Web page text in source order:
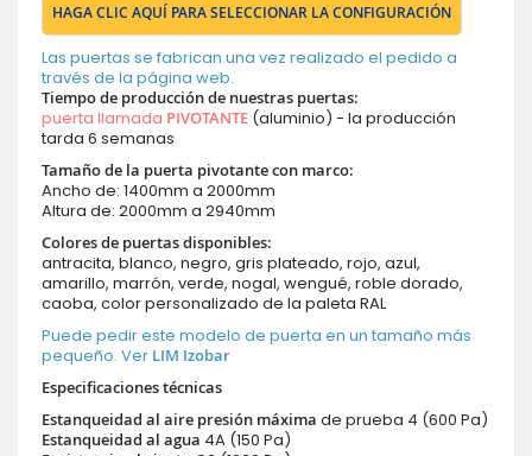
HAGA CLIC AQUÍ PARA SELECCIONAR LA CONFIGURACIÓN
Las puertas se fabrican una vez realizado el pedido a
través de la página web.
Tiempo de producción de nuestras puertas:
puerta llamada PIVOTANTE (aluminio) - la producción
tarda 6 semanas
Tamaño de la puerta pivotante con marco:
Ancho de: 1400mm a 2000mm
Altura de: 2000mm a 2940mm
Colores de puertas disponibles:
antracita, blanco, negro, gris plateado, rojo, azul,
amarillo, marrón, verde, nogal, wengué, roble dorado,
caoba, color personalizado de la paleta RAL
Puede pedir este modelo de puerta en un tamaño más
pequeño. Ver LIM Izobar
Especificaciones técnicas
Estanqueidad al aire presión máxima de prueba 4 (600 Pa)
Estanqueidad al agua 4A (150 Pa)